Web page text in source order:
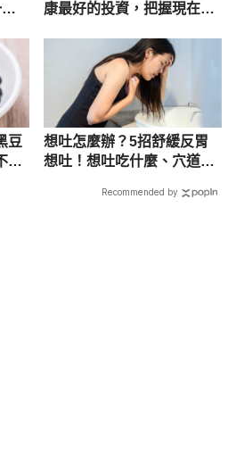
files/11-1000-111-1.php
康最好的投資，把握現在不
豆
適
想吐怎麼辦？5招舒緩反胃
想吐！想吐吃什麼、穴道、
Recommended by